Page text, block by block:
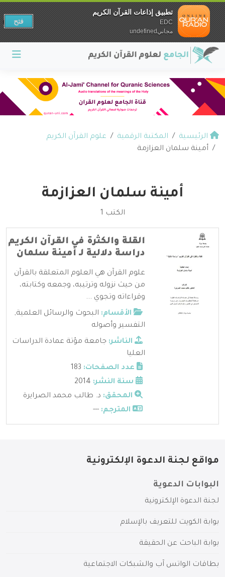
الرئيسية المكتبة الرقمية
علوم القرآن الكريم
أمينة سلمان العزازمة
أمينة سلمان العزازمة
الكتب 1
القلة والكثرة في القرآن الكريم
دراسة دلالية لـ أمينة سلمان
علوم القرآن هي العلوم المتعلقة بالقرآن
من حيث نزوله وترتيبه، وجمعه وكتابته،
وقراءاته وتجوي ...
الأقسام: البحوث والرسائل العلمية,
التفسير وأصوله
الناشر: جامعة مؤتة عمادة الدراسات
العليا
عدد الصفحات:
سنة النشر:
المحقق: د. طالب محمد الصرايرة
المترجم: ---
مواقع لجنة الدعوة الإلكترونية
البوابات الدعوية
لجنة الدعوة الإلكترونية
بوابة الكويت للتعريف بالإسلام
بوابة الباحث عن الحقيقة
بطاقات الواتس آب والشبكات الاجتماعية
تطبيق إذاعات القرآن الكريم
EDC
مجانيundefined
فتح